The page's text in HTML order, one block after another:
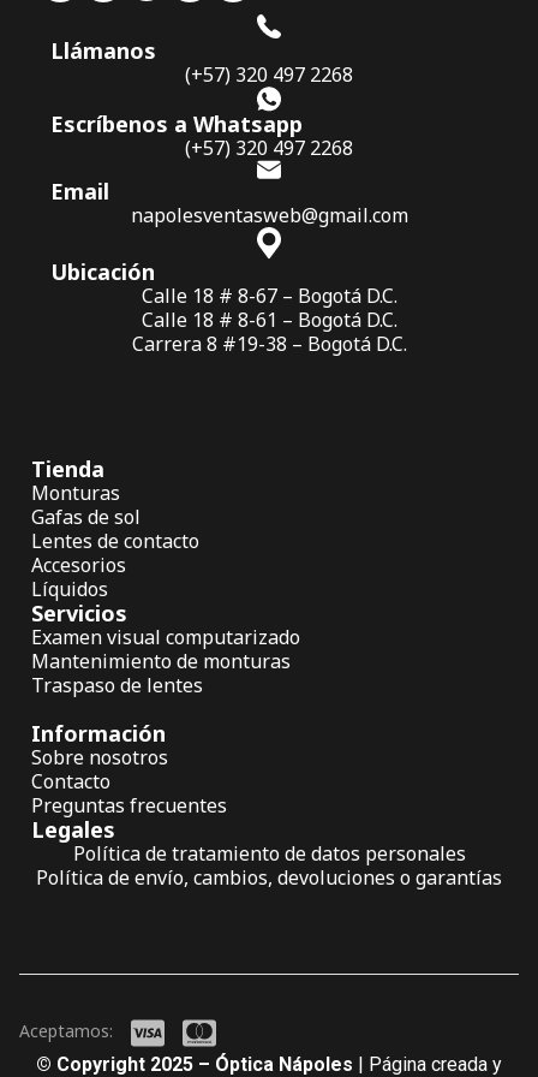
Llámanos
(+57) 320 497 2268
Escríbenos a Whatsapp
(+57) 320 497 2268
Email
napolesventasweb@gmail.com
Ubicación
Calle 18 # 8-67 – Bogotá D.C.
Calle 18 # 8-61 – Bogotá D.C.
Carrera 8 #19-38 – Bogotá D.C.
Tienda
Monturas
Gafas de sol
Lentes de contacto
Accesorios
Líquidos
Servicios
Examen visual computarizado
Mantenimiento de monturas
Traspaso de lentes
Información
Sobre nosotros
Contacto
Preguntas frecuentes
Legales
Política de tratamiento de datos personales
Política de envío, cambios, devoluciones o garantías
© Copyright 2025 – Óptica Nápoles | Página creada y
Aceptamos: